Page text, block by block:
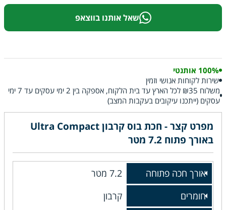
שאל אותנו בווצאפ
100% אותנטי
שירות לקוחות אנושי וזמין
משלוח ₪35 לכל הארץ עד בית הלקוח, אספקה בין 2 ימי עסקים עד 7 ימי
עסקים (ייתכנו עיקובים בעקבות המצב)
מפרט קצר - חכת בוס קרבון Ultra Compact
באורך פתוח 7.2 מטר
אורך חכה פתוחה
7.2 מטר
חומרים
קרבון